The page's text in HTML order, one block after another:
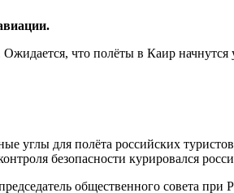
что полёты в Каир начнутся
для полёта российских
безопасности курировался
общественного совета при